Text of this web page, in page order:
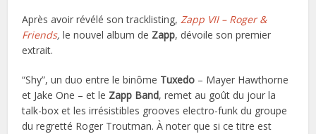
Après avoir révélé son tracklisting,Zapp VII – Roger &
Friends,le nouvel album de Zapp, dévoile son premier
extrait.
“Shy”, un duo entre le binôme Tuxedo – Mayer Hawthorne
et Jake One – et le Zapp Band, remet au goût du jour la
talk-box et les irrésistibles grooves electro-funk du groupe
du regretté Roger Troutman. À noter que si ce titre est